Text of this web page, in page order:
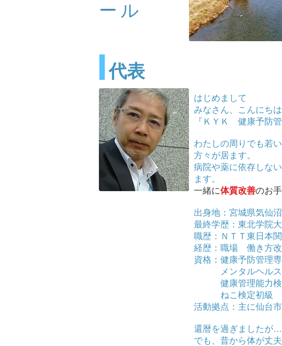
ール
​代表
はじめまして
みなさん、こんにちは
『ＫＹＫ 健康予防
わたしの周りでも若
方々が居ます。
病院や薬に依存しな
ます。
一緒に体質改善のお
出身地：宮城県気仙
最終学歴：東北学院
職歴：ＮＴＴ東日本
経歴：職場 働き方
資格：健康予防管理
メンタルヘルス
健康管理能力検
ねこ検定初級
活動拠点：主に仙台
還暦を過ぎましたが…
でも、昔から体が丈